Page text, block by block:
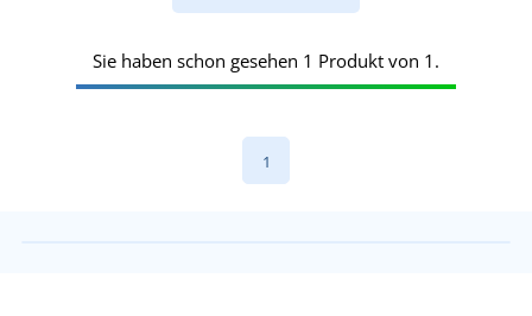
Sie haben schon gesehen 1 Produkt von 1.
1